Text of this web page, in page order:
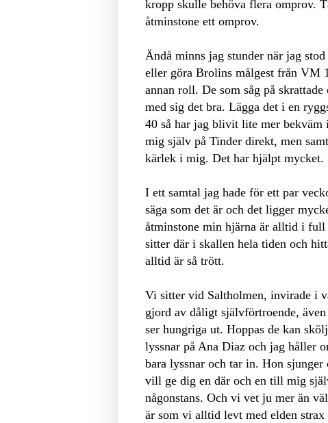
kropp skulle behöva flera omprov.
åtminstone ett omprov.
Ändå minns jag stunder när jag
eller göra Brolins målgest från VM
annan roll. De som såg på
med sig det bra. Lägga det i en
40 så har jag blivit lite mer bekväm
mig själv på Tinder direkt, men
kärlek i mig. Det har hjälpt mycket.
I ett samtal jag hade för ett par
säga som det är och det ligger
åtminstone min hjärna är alltid i full
sitter där i skallen hela tiden och
alltid är så trött.
Vi sitter vid Saltholmen, invirade i
gjord av dåligt självförtroende,
ser hungriga ut. Hoppas de kan
lyssnar på Ana Diaz och jag håller
bara lyssnar och tar in. Hon
vill ge dig en där och en till mig
någonstans. Och vi vet ju mer än
är som vi alltid levt med elden